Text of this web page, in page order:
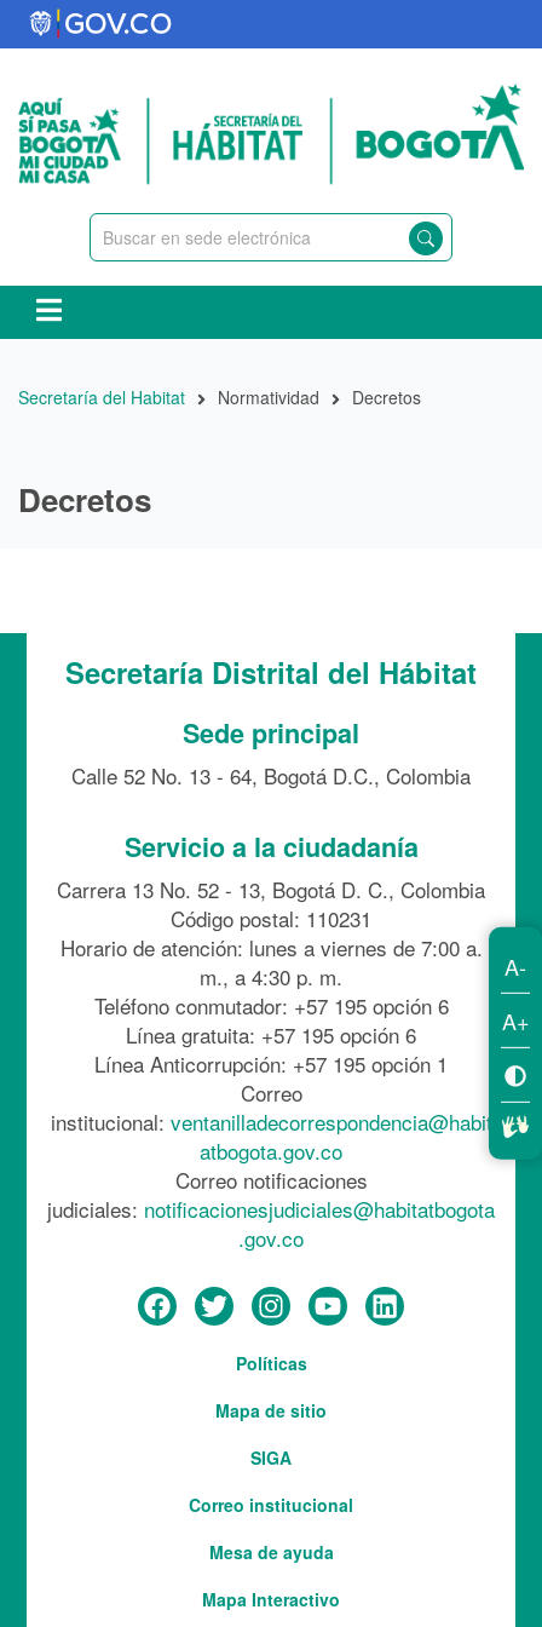
Pasar
al
principal
Ruta
Secretaría del Habitat Normatividad Decretos
Decretos
Secretaría Distrital del Hábitat
Sede principal
Calle 52 No. 13 - 64, Bogotá D.C., Colombia
Servicio a la ciudadanía
Carrera 13 No. 52 - 13, Bogotá D. C., Colombia
Código postal: 110231
Horario de atención: lunes a viernes de 7:00 a.
m., a 4:30 p. m.
Teléfono conmutador: +57 195 opción 6
Línea gratuita: +57 195 opción 6
Línea Anticorrupción: +57 195 opción 1
Correo
institucional: ventanilladecorrespondencia@habit
atbogota.gov.co
Correo notificaciones
judiciales: notificacionesjudiciales@habitatbogota
.gov.co
Políticas
Mapa de sitio
SIGA
Correo institucional
Mesa de ayuda
Mapa Interactivo
A-
A+